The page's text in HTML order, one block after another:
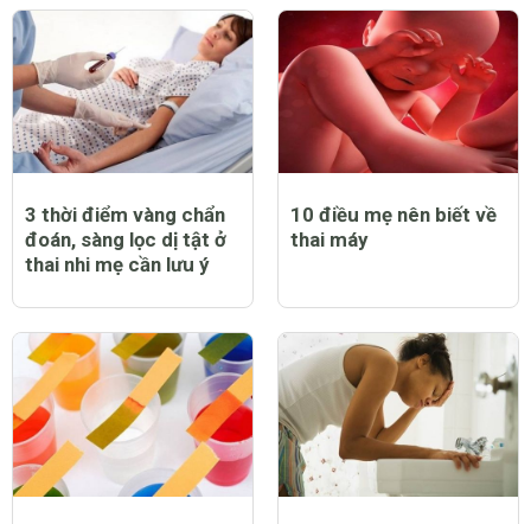
3 thời điểm vàng chẩn
đoán, sàng lọc dị tật ở
thai nhi mẹ cần lưu ý
10 điều mẹ nên biết về
thai máy